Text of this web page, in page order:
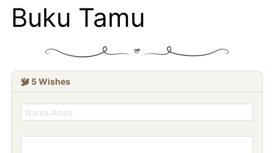
Buku Tamu
5Wishes